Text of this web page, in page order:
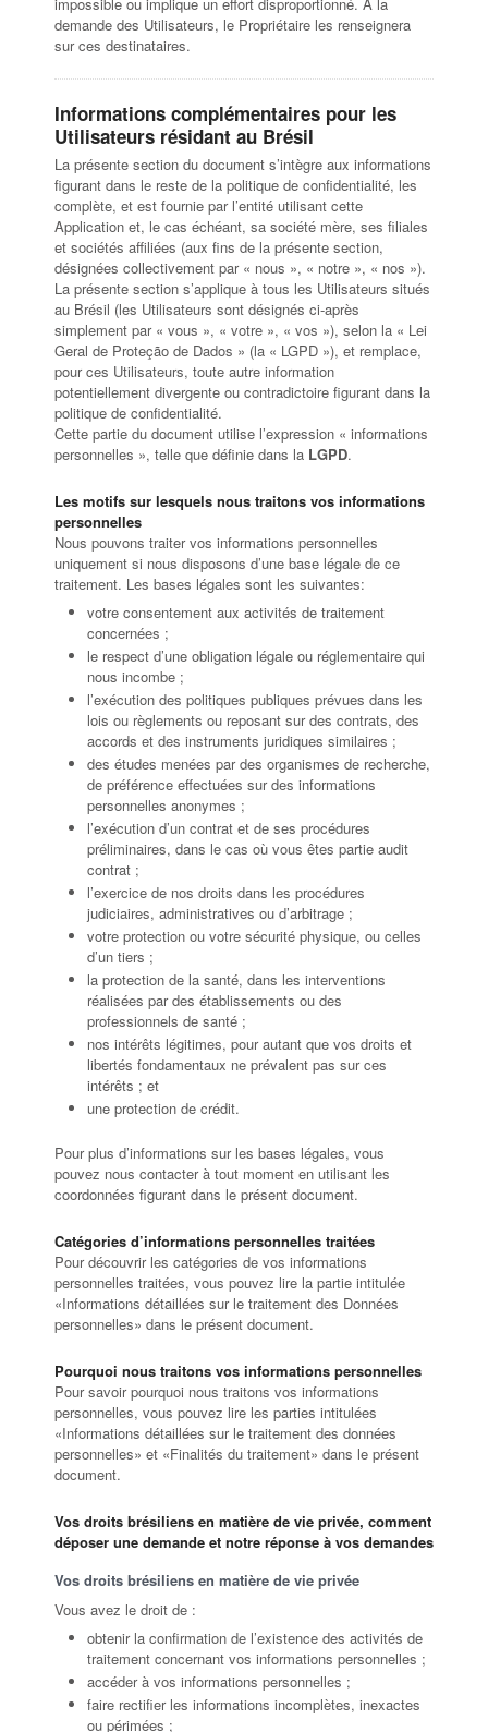
demande des Utilisateurs, le Propriétaire les renseignera
sur ces destinataires.
Informations complémentaires pour les
Utilisateurs résidant au Brésil
La présente section du document s’intègre aux informations
figurant dans le reste de la politique de confidentialité, les
complète, et est fournie par l’entité utilisant cette
Application et, le cas échéant, sa société mère, ses filiales
et sociétés affiliées (aux fins de la présente section,
désignées collectivement par « nous », « notre », « nos »).
La présente section s’applique à tous les Utilisateurs situés
au Brésil (les Utilisateurs sont désignés ci-après
simplement par « vous », « votre », « vos »), selon la « Lei
Geral de Proteção de Dados » (la « LGPD »), et remplace,
pour ces Utilisateurs, toute autre information
potentiellement divergente ou contradictoire figurant dans la
politique de confidentialité.
Cette partie du document utilise l’expression « informations
personnelles », telle que définie dans la LGPD.
Les motifs sur lesquels nous traitons vos informations
personnelles
Nous pouvons traiter vos informations personnelles
uniquement si nous disposons d’une base légale de ce
traitement. Les bases légales sont les suivantes:
votre consentement aux activités de traitement
concernées ;
le respect d’une obligation légale ou réglementaire qui
nous incombe ;
l’exécution des politiques publiques prévues dans les
lois ou règlements ou reposant sur des contrats, des
accords et des instruments juridiques similaires ;
des études menées par des organismes de recherche,
de préférence effectuées sur des informations
personnelles anonymes ;
l’exécution d’un contrat et de ses procédures
préliminaires, dans le cas où vous êtes partie audit
contrat ;
l’exercice de nos droits dans les procédures
judiciaires, administratives ou d’arbitrage ;
votre protection ou votre sécurité physique, ou celles
d’un tiers ;
la protection de la santé, dans les interventions
réalisées par des établissements ou des
professionnels de santé ;
nos intérêts légitimes, pour autant que vos droits et
libertés fondamentaux ne prévalent pas sur ces
intérêts ; et
une protection de crédit.
Pour plus d’informations sur les bases légales, vous
pouvez nous contacter à tout moment en utilisant les
coordonnées figurant dans le présent document.
Catégories d’informations personnelles traitées
Pour découvrir les catégories de vos informations
personnelles traitées, vous pouvez lire la partie intitulée
«Informations détaillées sur le traitement des Données
personnelles» dans le présent document.
Pourquoi nous traitons vos informations personnelles
Pour savoir pourquoi nous traitons vos informations
personnelles, vous pouvez lire les parties intitulées
«Informations détaillées sur le traitement des données
personnelles» et «Finalités du traitement» dans le présent
document.
Vos droits brésiliens en matière de vie privée, comment
déposer une demande et notre réponse à vos demandes
Vos droits brésiliens en matière de vie privée
Vous avez le droit de :
obtenir la confirmation de l’existence des activités de
traitement concernant vos informations personnelles ;
accéder à vos informations personnelles ;
faire rectifier les informations incomplètes, inexactes
ou périmées ;